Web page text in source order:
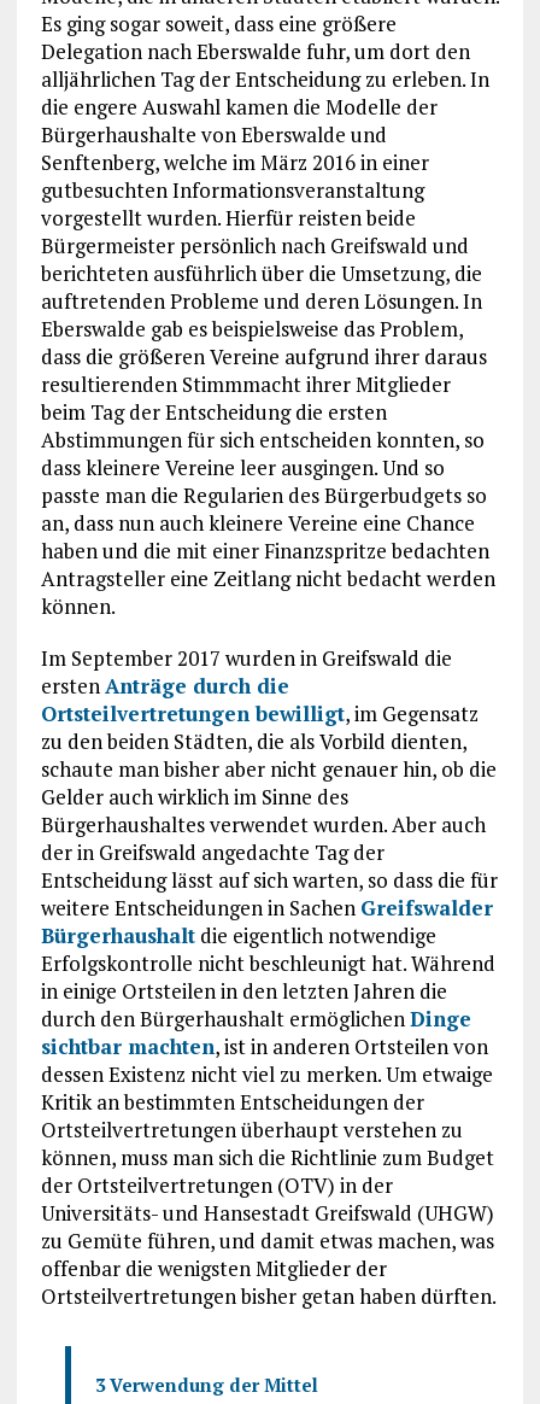
Es ging sogar soweit, dass eine größere
Delegation nach Eberswalde fuhr, um dort den
alljährlichen Tag der Entscheidung zu erleben. In
die engere Auswahl kamen die Modelle der
Bürgerhaushalte von Eberswalde und
Senftenberg, welche im März 2016 in einer
gutbesuchten Informationsveranstaltung
vorgestellt wurden. Hierfür reisten beide
Bürgermeister persönlich nach Greifswald und
berichteten ausführlich über die Umsetzung, die
auftretenden Probleme und deren Lösungen. In
Eberswalde gab es beispielsweise das Problem,
dass die größeren Vereine aufgrund ihrer daraus
resultierenden Stimmmacht ihrer Mitglieder
beim Tag der Entscheidung die ersten
Abstimmungen für sich entscheiden konnten, so
dass kleinere Vereine leer ausgingen. Und so
passte man die Regularien des Bürgerbudgets so
an, dass nun auch kleinere Vereine eine Chance
haben und die mit einer Finanzspritze bedachten
Antragsteller eine Zeitlang nicht bedacht werden
können.
Im September 2017 wurden in Greifswald die
ersten Anträge durch die
Ortsteilvertretungen bewilligt, im Gegensatz
zu den beiden Städten, die als Vorbild dienten,
schaute man bisher aber nicht genauer hin, ob die
Gelder auch wirklich im Sinne des
Bürgerhaushaltes verwendet wurden. Aber auch
der in Greifswald angedachte Tag der
Entscheidung lässt auf sich warten, so dass die für
weitere Entscheidungen in Sachen Greifswalder
Bürgerhaushaltdie eigentlich notwendige
Erfolgskontrolle nicht beschleunigt hat. Während
in einige Ortsteilen in den letzten Jahren die
durch den Bürgerhaushalt ermöglichen Dinge
sichtbar machten, ist in anderen Ortsteilen von
dessen Existenz nicht viel zu merken. Um etwaige
Kritik an bestimmten Entscheidungen der
Ortsteilvertretungen überhaupt verstehen zu
können, muss man sich die Richtlinie zum Budget
der Ortsteilvertretungen (OTV) in der
Universitäts- und Hansestadt Greifswald (UHGW)
zu Gemüte führen, und damit etwas machen, was
offenbar die wenigsten Mitglieder der
Ortsteilvertretungen bisher getan haben dürften.
3 Verwendung der Mittel